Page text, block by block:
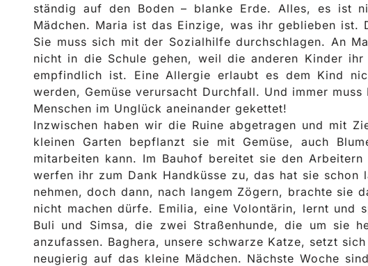
ständig auf den Boden – blanke Erde. Alles, es ist
Mädchen. Maria ist das Einzige, was ihr geblieben ist.
Sie muss sich mit der Sozialhilfe durchschlagen. An
nicht in die Schule gehen, weil die anderen Kinder
empfindlich ist. Eine Allergie erlaubt es dem Kind
werden, Gemüse verursacht Durchfall. Und immer
Menschen im Unglück aneinander gekettet!
Inzwischen haben wir die Ruine abgetragen und mit
kleinen Garten bepflanzt sie mit Gemüse, auch
mitarbeiten kann. Im Bauhof bereitet sie den
werfen ihr zum Dank Handküsse zu, das hat sie
nehmen, doch dann, nach langem Zögern, brachte sie
nicht machen dürfe. Emilia, eine Volontärin, lernt und
Buli und Simsa, die zwei Straßenhunde, die um sie
anzufassen. Baghera, unsere schwarze Katze, setzt
neugierig auf das kleine Mädchen. Nächste Woche